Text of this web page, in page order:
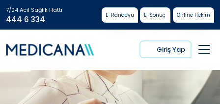
7/24 Acil Sağlık Hattı
444 6 334 E-Randevu E-Sonuç Online Hekim
Giriş Yap